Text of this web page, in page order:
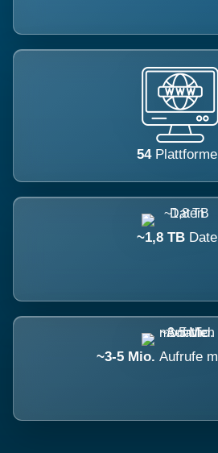
54
~1,8 TB
~3-5 Mio. Aufrufe